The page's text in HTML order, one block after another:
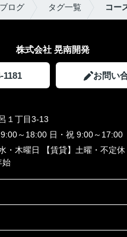
ブログ タグ一覧 コー
株式会社 晃南開発
1181 お問い
１丁目3-13
9:00～18:00 日・祝 9:00～17:00
・木曜日 【賃貸】土曜・不定
始